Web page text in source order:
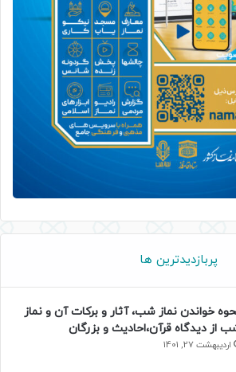
پربازدیدترین ها
خواندن نماز شب، آثار و برکات آن و نماز
از دیدگاه قرآن،احادیث و بزرگان
اردیبهشت 27, 1401